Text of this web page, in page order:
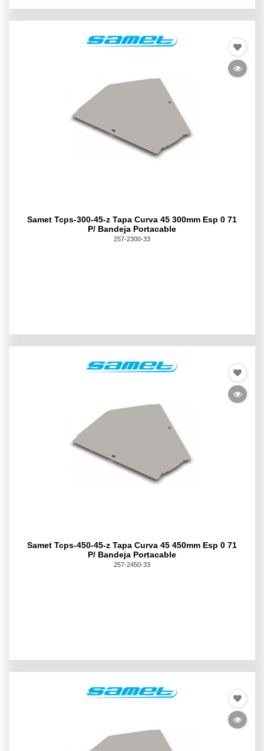
Samet Tcps-300-45-z Tapa Curva 45 300mm Esp 0 71
P/ Bandeja Portacable
257-2300-33
Samet Tcps-450-45-z Tapa Curva 45 450mm Esp 0 71
P/ Bandeja Portacable
257-2450-33